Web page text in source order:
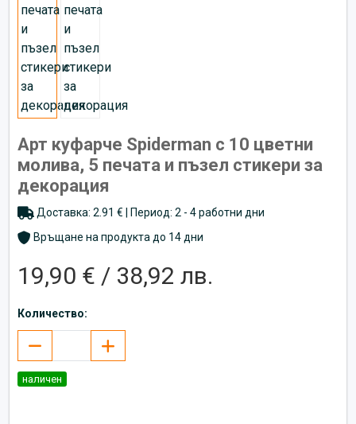
Арт куфарче Spiderman с 10 цветни
молива, 5 печата и пъзел стикери за
декорация
Доставка: 2.91 € | Период: 2 - 4 работни дни
Връщане на продукта до 14 дни
19,90 € / 38,92 лв.
Количество:
наличен